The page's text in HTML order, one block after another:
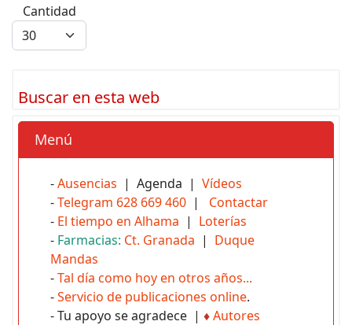
Cantidad
Buscar en esta web
Menú
-Ausencias | Agenda | Vídeos
-Telegram 628 669 460 | Contactar
- El tiempo en Alhama | Loterías
- Farmacias: Ct. Granada | Duque
Mandas
-Tal día como hoy en otros años...
-Servicio de publicaciones online.
- Tu apoyo se agradece | ♦Autores